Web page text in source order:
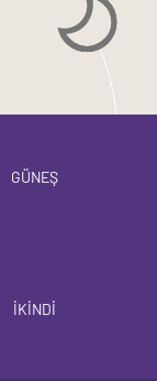
GÜNEŞ
İKİNDİ